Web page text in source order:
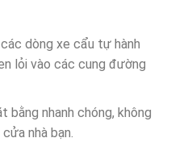
dòng xe cẩu tự hành
lỏi vào các cung đường
bằng nhanh chóng, không
nhà bạn.